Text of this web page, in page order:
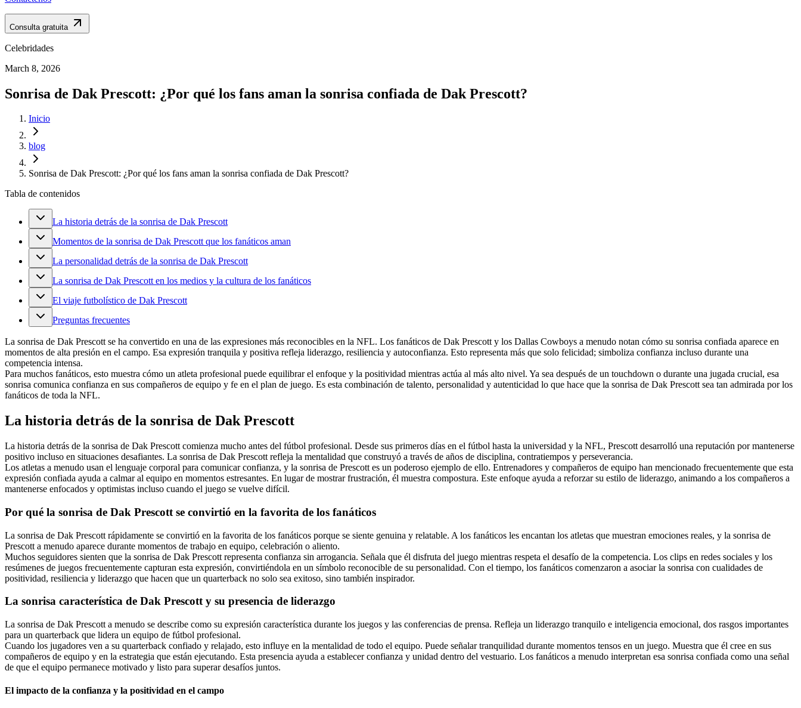
Consulta gratuita
Celebridades
March 8, 2026
Sonrisa de Dak Prescott: ¿Por qué los fans aman la sonrisa confiada de Dak Prescott?
Inicio
blog
Sonrisa de Dak Prescott: ¿Por qué los fans aman la sonrisa confiada de Dak Prescott?
Tabla de contenidos
La historia detrás de la sonrisa de Dak Prescott
Momentos de la sonrisa de Dak Prescott que los fanáticos aman
La personalidad detrás de la sonrisa de Dak Prescott
La sonrisa de Dak Prescott en los medios y la cultura de los fanáticos
El viaje futbolístico de Dak Prescott
Preguntas frecuentes
La sonrisa de Dak Prescott se ha convertido en una de las expresiones más reconocibles en la NFL. Los fanáticos de Dak Prescott y los Dallas Cowboys a menudo notan cómo su sonrisa confiada aparece en
momentos de alta presión en el campo. Esa expresión tranquila y positiva refleja liderazgo, resiliencia y autoconfianza. Esto representa más que solo felicidad; simboliza confianza incluso durante una
competencia intensa.
Para muchos fanáticos, esto muestra cómo un atleta profesional puede equilibrar el enfoque y la positividad mientras actúa al más alto nivel. Ya sea después de un touchdown o durante una jugada crucial, esa
sonrisa comunica confianza en sus compañeros de equipo y fe en el plan de juego. Es esta combinación de talento, personalidad y autenticidad lo que hace que la sonrisa de Dak Prescott sea tan admirada por los
fanáticos de toda la NFL.
La historia detrás de la sonrisa de Dak Prescott
La historia detrás de la sonrisa de Dak Prescott comienza mucho antes del fútbol profesional. Desde sus primeros días en el fútbol hasta la universidad y la NFL, Prescott desarrolló una reputación por mantenerse
positivo incluso en situaciones desafiantes. La sonrisa de Dak Prescott refleja la mentalidad que construyó a través de años de disciplina, contratiempos y perseverancia.
Los atletas a menudo usan el lenguaje corporal para comunicar confianza, y la sonrisa de Prescott es un poderoso ejemplo de ello. Entrenadores y compañeros de equipo han mencionado frecuentemente que esta
expresión confiada ayuda a calmar al equipo en momentos estresantes. En lugar de mostrar frustración, él muestra compostura. Este enfoque ayuda a reforzar su estilo de liderazgo, animando a los compañeros a
mantenerse enfocados y optimistas incluso cuando el juego se vuelve difícil.
Por qué la sonrisa de Dak Prescott se convirtió en la favorita de los fanáticos
La sonrisa de Dak Prescott rápidamente se convirtió en la favorita de los fanáticos porque se siente genuina y relatable. A los fanáticos les encantan los atletas que muestran emociones reales, y la sonrisa de
Prescott a menudo aparece durante momentos de trabajo en equipo, celebración o aliento.
Muchos seguidores sienten que la sonrisa de Dak Prescott representa confianza sin arrogancia. Señala que él disfruta del juego mientras respeta el desafío de la competencia. Los clips en redes sociales y los
resúmenes de juegos frecuentemente capturan esta expresión, convirtiéndola en un símbolo reconocible de su personalidad. Con el tiempo, los fanáticos comenzaron a asociar la sonrisa con cualidades de
positividad, resiliencia y liderazgo que hacen que un quarterback no solo sea exitoso, sino también inspirador.
La sonrisa característica de Dak Prescott y su presencia de liderazgo
La sonrisa de Dak Prescott a menudo se describe como su expresión característica durante los juegos y las conferencias de prensa. Refleja un liderazgo tranquilo e inteligencia emocional, dos rasgos importantes
para un quarterback que lidera un equipo de fútbol profesional.
Cuando los jugadores ven a su quarterback confiado y relajado, esto influye en la mentalidad de todo el equipo. Puede señalar tranquilidad durante momentos tensos en un juego. Muestra que él cree en sus
compañeros de equipo y en la estrategia que están ejecutando. Esta presencia ayuda a establecer confianza y unidad dentro del vestuario. Los fanáticos a menudo interpretan esa sonrisa confiada como una señal
de que el equipo permanece motivado y listo para superar desafíos juntos.
El impacto de la confianza y la positividad en el campo